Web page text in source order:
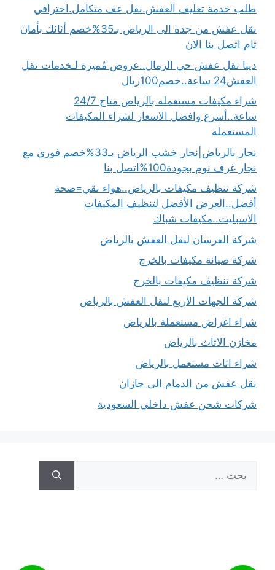
طلب خدمة تغليف العفش.نقل عف متكامل.احترافي
نقل عفش من جدة الى الرياض بـ35%خصم أثاثك بأمان
تام اتصل بنا الان
دينا نقل عفش حي الرمال..عروض مُميزة لـخدمات نقل
العفش24 ساعة..خصم100ريال
شراء مكيفات مستعمله بالرياض متاح 24/7
ساعة..أسرع وافضل الاسعار لشراء المكيفات
المستعمله
نجار بالرياض|نجار خشب الرياض بـ33%خصم فوري مع
نجار غرف نوم بجودة100%اتصل بنا
شركة تنظيف مكيفات بالرياض..هواء نقي=صحة
أفضل..العرض الأفضل لتنظيف المكيفات
الاسبليت..مكيفات شباك
شركة الفرسان لنقل العفش بالرياض
شركة صيانة مكيفات بالخرج
شركة تنظيف مكيفات بالخرج
شركة الجهات الاربع لنقل العفش بالرياض
شراء اغراض مستعملة بالرياض
مخازن الاثاث بالرياض
شراء اثاث مستعمل بالرياض
نقل عفش من الدمام الى جازان
شركات شحن عفش داخلي السعودية
عن: